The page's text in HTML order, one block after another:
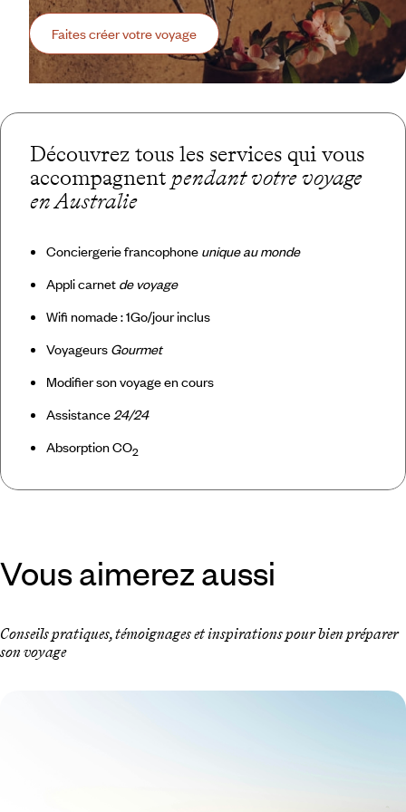
Faites créer votre voyage
Découvrez tous les services qui vous
accompagnent pendant votre voyage
en Australie
Conciergerie francophone unique au monde
Appli carnet de voyage
Wifi nomade : 1Go/jour inclus
Voyageurs Gourmet
Modifier son voyage en cours
Assistance24/24
Absorption CO2
Vous aimerez aussi
Conseils pratiques, témoignages et inspirations pour bien préparer
son voyage